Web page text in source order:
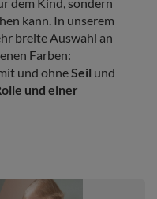
kann. In unserem
breite Auswahl an
Farben:
und ohneSeil und
und einer